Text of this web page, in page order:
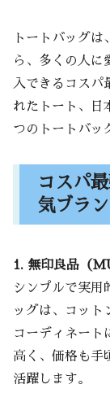
トートバッグ
ら、多くの人に
入できるコスパ
れたトート、日
つのトートバッ
コスパ
気ブラ
1. 無印良品（
シンプルで実用
ッグは、コット
コーディネート
高く、価格も手
活躍します。